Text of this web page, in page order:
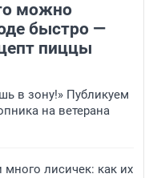
можно
быстро —
пиццы
в зону!» Публикуем
на ветерана
много лисичек: как их